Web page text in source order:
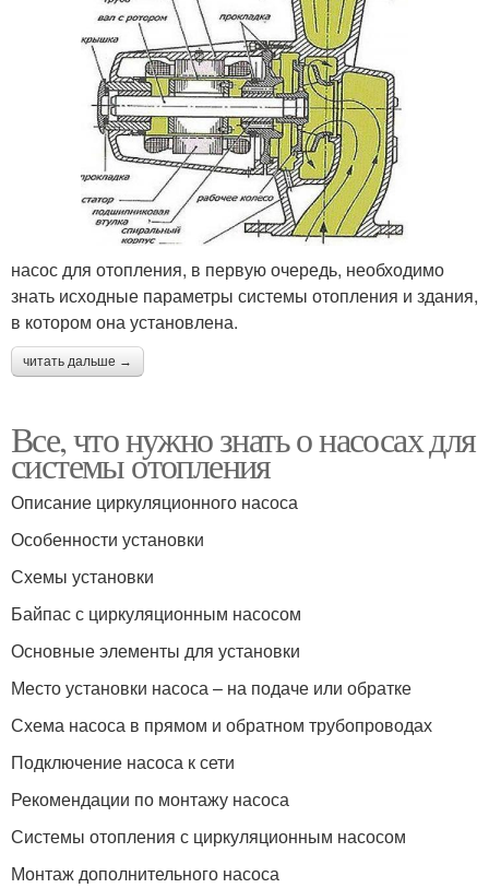
насос для отопления, в первую очередь, необходимо
знать исходные параметры системы отопления и здания,
в котором она установлена.
читать дальше →
Все, что нужно знать о насосах для
системы отопления
Описание циркуляционного насоса
Особенности установки
Схемы установки
Байпас с циркуляционным насосом
Основные элементы для установки
Место установки насоса – на подаче или обратке
Схема насоса в прямом и обратном трубопроводах
Подключение насоса к сети
Рекомендации по монтажу насоса
Системы отопления с циркуляционным насосом
Монтаж дополнительного насоса